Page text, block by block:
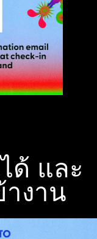
ด้ และ
งาน